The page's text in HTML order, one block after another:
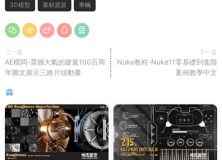
3D模型 素材資源 車輛
上一篇
AE模闆-震撼大氣的建黨100百周
年圖文展示三維片頭動畫
下一篇
Nuke教程-Nuke11零基礎到進階
案例教學中文